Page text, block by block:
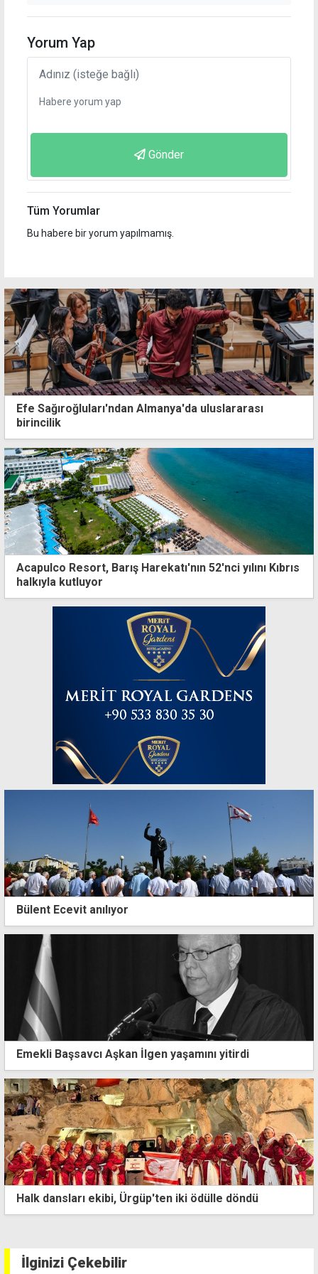
Yorum Yap
Gönder
Tüm Yorumlar
Bu habere bir yorum yapılmamış.
Efe Sağıroğluları'ndan Almanya'da uluslararası
birincilik
Acapulco Resort, Barış Harekatı'nın 52'nci yılını Kıbrıs
halkıyla kutluyor
Bülent Ecevit anılıyor
Emekli Başsavcı Aşkan İlgen yaşamını yitirdi
iki ödülle döndü
"Asıl mesele
sağlık hizmeti
İlginizi Çekebilir